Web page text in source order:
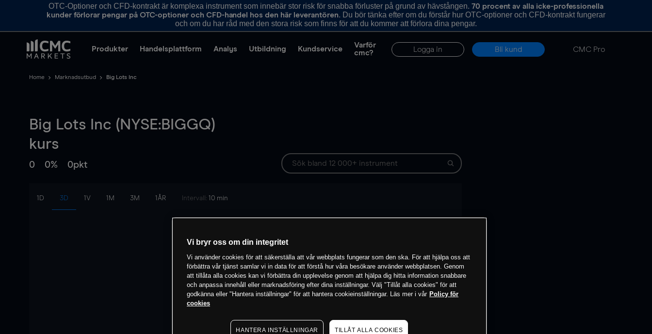
OTC-Optioner och CFD-kontrakt är komplexa instrument som innebär stor risk för snabba förluster på grund av hävstången. 70 procent av alla icke-professionella
kunder förlorar pengar på OTC-optioner och CFD-handel hos den här leverantören. Du bör tänka efter om du förstår hur OTC-optioner och CFD-kontrakt fungerar
och om du har råd med den stora risk som finns för att du kommer att förlora dina pengar.
Produkter Handelsplattform Analys Utbildning Kundservice
Varför
cmc?
Logga in Bli kund CMC Pro
Home Marknadsutbud Big Lots Inc
Big Lots Inc (NYSE:BIGGQ)
kurs
0 0% 0pkt
1D 3D 1V 1M 3M 1ÅR Intervall: 10 min
Vi bryr oss om din integritet
Vi använder cookies för att säkerställa att vår webbplats fungerar som den ska. För att hjälpa oss att
förbättra vår tjänst samlar vi in data för att förstå hur våra besökare använder webbplatsen. Genom
att tillåta alla cookies kan vi förbättra din upplevelse genom att hjälpa dig hitta information snabbare
och anpassa innehåll eller marknadsföring efter dina inställningar. Välj "Tillåt alla cookies" för att
godkänna eller "Hantera inställningar" för att hantera cookieinställningar. Läs mer i vår Policy för
cookies
HANTERA INSTÄLLNINGAR TILLÅT ALLA COOKIES